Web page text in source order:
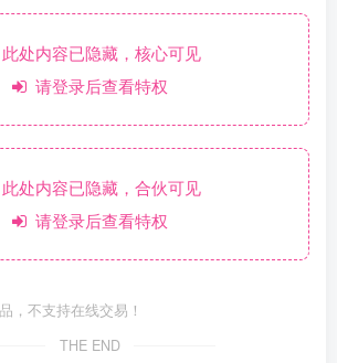
处内容已隐藏，核心可见
请登录后查看特权
处内容已隐藏，合伙可见
请登录后查看特权
，不支持在线交易！
THE END